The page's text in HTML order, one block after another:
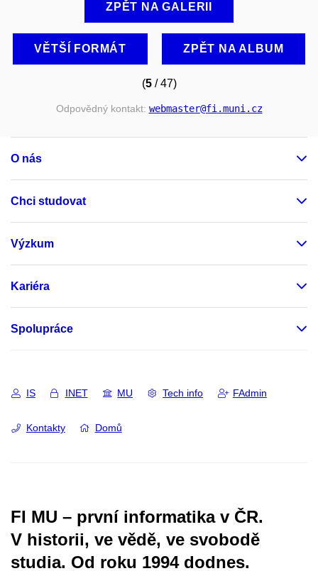
ZPĚT NA GALERII
VĚTŠÍ FORMÁT ZPĚT NA ALBUM
(5/ 47)
Odpovědný kontakt: webmaster@fi.muni.cz
O nás
Chci studovat
Výzkum
Kariéra
Spolupráce
IS INET MU Tech info FAdmin
Kontakty Domů
FI MU – první informatika v ČR.
V historii, ve vědě, ve svobodě
studia. Od roku 1994 dodnes.